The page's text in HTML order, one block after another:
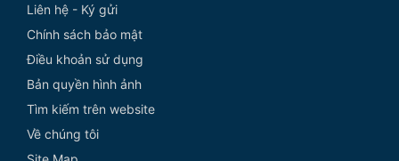
Liên hệ - Ký gửi
Chính sách bảo mật
Điều khoản sử dụng
Bản quyền hình ảnh
Tìm kiếm trên website
Về chúng tôi